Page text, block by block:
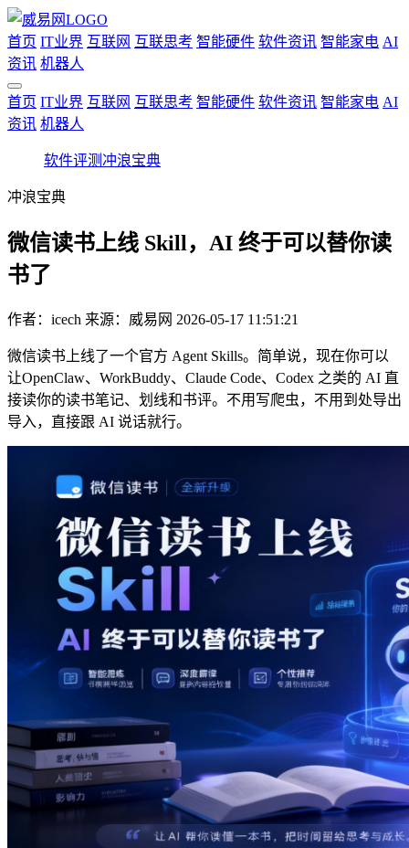
首页 IT业界 互联网 互联思考 智能硬件 软件资讯 智能家电 AI
资讯 机器人
首页 IT业界 互联网 互联思考 智能硬件 软件资讯 智能家电 AI
资讯 机器人
软件评测 冲浪宝典
冲浪宝典
微信读书上线 Skill，AI 终于可以替你读
书了
作者： icech 来源：威易网 2026-05-17 11:51:21
微信读书上线了一个官方 Agent Skills。简单说，现在你可以
让OpenClaw、WorkBuddy、Claude Code、Codex 之类的 AI 直
接读你的读书笔记、划线和书评。不用写爬虫，不用到处导出
导入，直接跟 AI 说话就行。